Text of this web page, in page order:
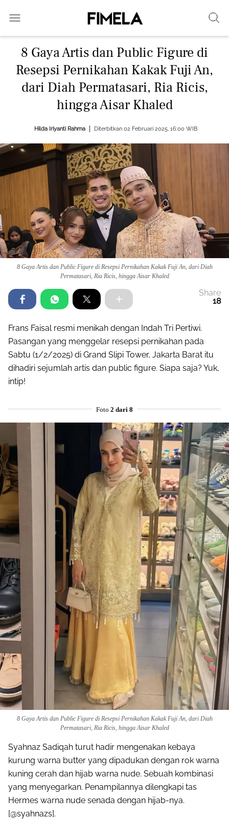
8 Gaya Artis dan Public Figure di
Resepsi Pernikahan Kakak Fuji An,
dari Diah Permatasari, Ria Ricis,
hingga Aisar Khaled
Hilda Iriyanti Rahma Diterbitkan 02 Februari 2025, 16:00 WIB
8 Gaya Artis dan Public Figure di Resepsi Pernikahan Kakak Fuji An, dari Diah
Permatasari, Ria Ricis, hingga Aisar Khaled
Share
18
Frans Faisal resmi menikah dengan Indah Tri Pertiwi.
Pasangan yang menggelar resepsi pernikahan pada
Sabtu (1/2/2025) di Grand Slipi Tower, Jakarta Barat itu
dihadiri sejumlah artis dan public figure. Siapa saja? Yuk,
intip!
Foto 2 dari 8
8 Gaya Artis dan Public Figure di Resepsi Pernikahan Kakak Fuji An, dari Diah
Permatasari, Ria Ricis, hingga Aisar Khaled
Syahnaz Sadiqah turut hadir mengenakan kebaya
kurung warna butter yang dipadukan dengan rok warna
kuning cerah dan hijab warna nude. Sebuah kombinasi
yang menyegarkan. Penampilannya dilengkapi tas
Hermes warna nude senada dengan hijab-nya.
[@syahnazs].